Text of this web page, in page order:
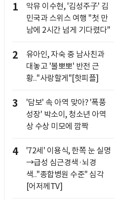
1
악뮤 이수현, '김성주子' 김
민국과 스위스 여행 "첫 만
남에 2시간 넘게 기다렸다"
2
유아인, 자숙 중 남사친과
대놓고 '볼뽀뽀' 반전 근
황.."사랑할게"[핫피플]
3
'담보' 속 아역 맞아? '폭풍
성장' 박소이, 청소년 아역
상 수상 미모에 깜짝
4
'72세' 이용식, 한쪽 눈 실명
→급성 심근경색·뇌경
색.."종합병원 수준" 심각
[어저께TV]